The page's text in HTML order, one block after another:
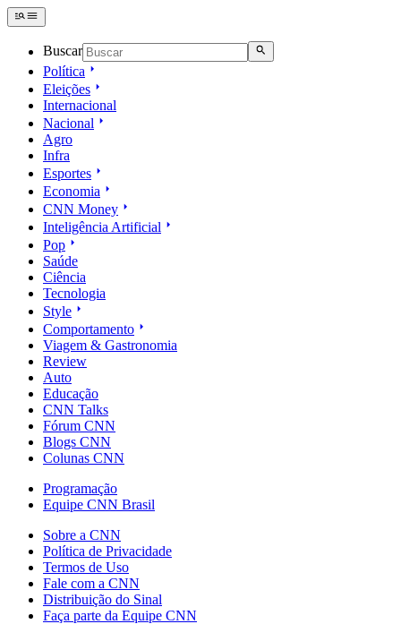
Buscar
Política
Eleições
Internacional
Nacional
Agro
Infra
Esportes
Economia
CNN Money
Inteligência Artificial
Pop
Saúde
Ciência
Tecnologia
Style
Comportamento
Viagem & Gastronomia
Review
Auto
Educação
CNN Talks
Fórum CNN
Blogs CNN
Colunas CNN
Programação
Equipe CNN Brasil
Sobre a CNN
Política de Privacidade
Termos de Uso
Fale com a CNN
Distribuição do Sinal
Faça parte da Equipe CNN